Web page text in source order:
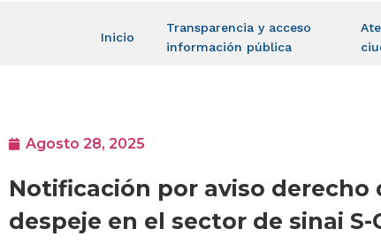
Inicio
Transparencia y acceso
información pública
Agosto 28, 2025
Notificación por aviso derecho
despeje en el sector de sinai S-